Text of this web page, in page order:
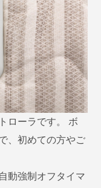
ローラです。
ボ
、初めての方やご
動強制オフタイマ